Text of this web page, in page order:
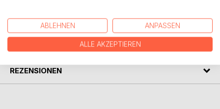
AUTOR/IN
REZENSIONEN
ABLEHNEN ANPASSEN
ALLE AKZEPTIEREN